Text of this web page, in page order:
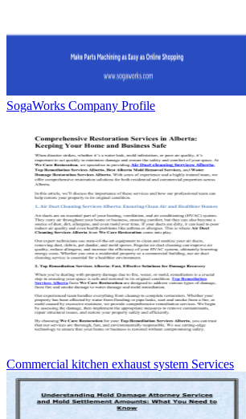
SogaWorks Company Profile
Commercial kitchen exhaust system Services